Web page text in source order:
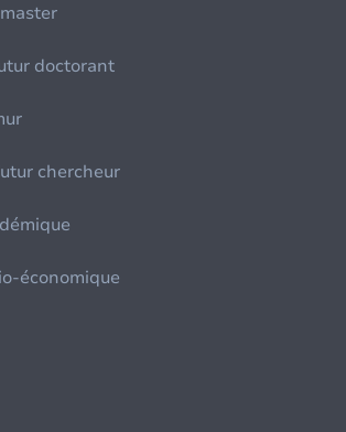
doctorant
chercheur
économique